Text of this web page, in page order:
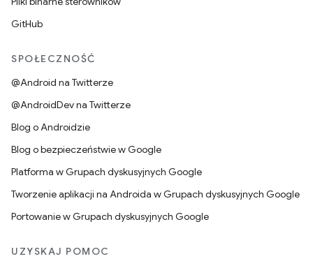
GitHub
SPOŁECZNOŚĆ
@Android na Twitterze
@AndroidDev na Twitterze
Blog o Androidzie
Blog o bezpieczeństwie w Google
Platforma w Grupach dyskusyjnych Google
Tworzenie aplikacji na Androida w Grupach dyskusyjnych Google
Portowanie w Grupach dyskusyjnych Google
UZYSKAJ POMOC